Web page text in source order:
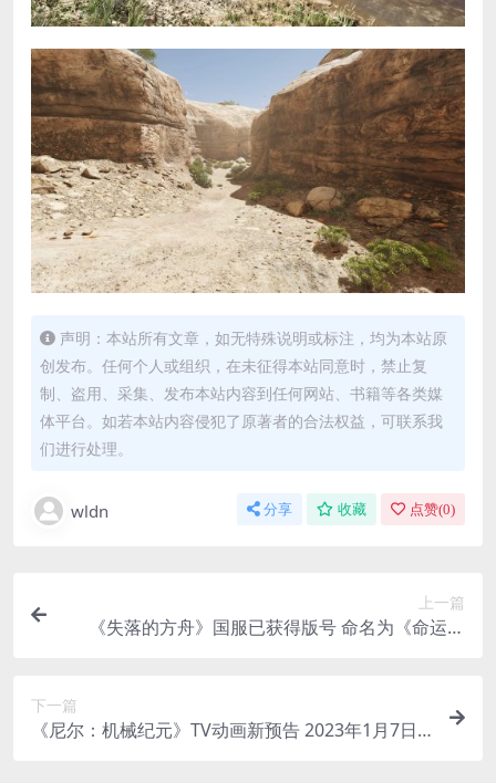
声明：本站所有文章，如无特殊说明或标注，均为本站原
创发布。任何个人或组织，在未征得本站同意时，禁止复
制、盗用、采集、发布本站内容到任何网站、书籍等各类媒
体平台。如若本站内容侵犯了原著者的合法权益，可联系我
们进行处理。
wldn 分享 收藏 点赞(0)
上一篇
《失落的方舟》国服已获得版号 命名为《命运方
下一篇
《尼尔：机械纪元》TV动画新预告 2023年1月7日